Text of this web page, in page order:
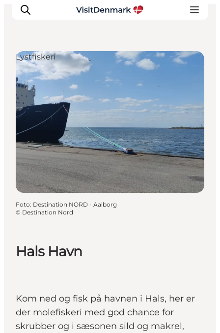
Inspiration
Destinationer
Oplevelser
Overnatning
Planlæg ferien
Hals Havn
Kom ned og fisk på havnen i Hals, her er
der molefiskeri med god chance for
skrubber og i sæsonen sild og makrel,
Lystfiskeri
Foto: Destination NORD - Aalborg
© Destination Nord